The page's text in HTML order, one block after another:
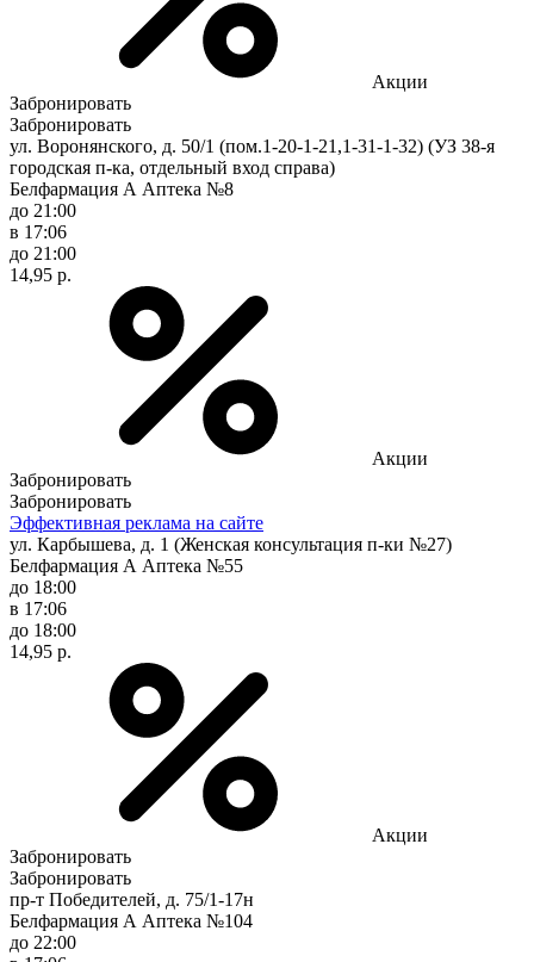
Акции
Забронировать
Забронировать
ул. Воронянского, д. 50/1 (пом.1-20-1-21,1-31-1-32) (УЗ 38-я
городская п-ка, отдельный вход справа)
Белфармация А Аптека №8
до 21:00
в 17:06
до 21:00
14,95 р.
Акции
Забронировать
Забронировать
Эффективная реклама на сайте
ул. Карбышева, д. 1 (Женская консультация п-ки №27)
Белфармация А Аптека №55
до 18:00
в 17:06
до 18:00
14,95 р.
Акции
Забронировать
Забронировать
пр-т Победителей, д. 75/1-17н
Белфармация А Аптека №104
до 22:00